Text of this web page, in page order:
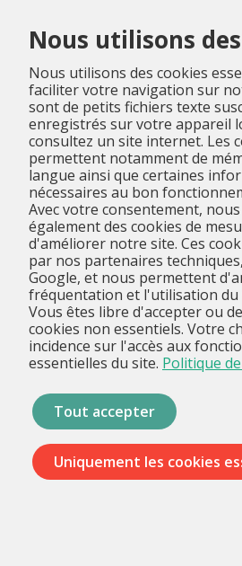
Nous utilisons
Nous utilisons des cookies
faciliter votre navigation sur
sont de petits fichiers texte
enregistrés sur votre appareil
consultez un site internet. Les
permettent notamment de
langue ainsi que certaines
nécessaires au bon
Avec votre consentement,
également des cookies de
d'améliorer notre site. Ces
par nos partenaires
Google, et nous permettent
fréquentation et l'utilisation du
Vous êtes libre d'accepter ou
cookies non essentiels. Votre
incidence sur l'accès aux
essentielles du site. Politique
Tout accepter
Uniquement les cookies